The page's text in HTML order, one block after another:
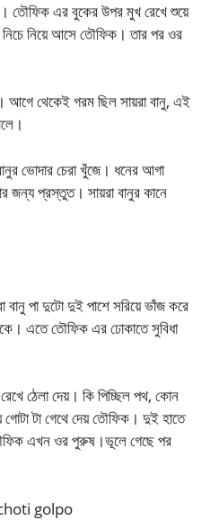
তৌফিক এর বুকের উপর মুখ রেখে শুয়ে
নিয়ে আসে তৌফিক। তার পর ওর
আগে থেকেই গরম ছিল সায়রা বানু, এই
ভোদার চেরা খুঁজে। ধনের আগা
জন্য প্রস্তুত। সায়রা বানুর কানে
বানু পা দুটো দুই পাশে সরিয়ে ভাঁজ করে
এতে তৌফিক এর ঢোকাতে সুবিধা
ঠেলা দেয়। কি পিচ্ছিল পথ, কোন
টা গেথে দেয় তৌফিক। দুই হাতে
এখন ওর পুরুষ।ভূলে গেছে পর
golpo